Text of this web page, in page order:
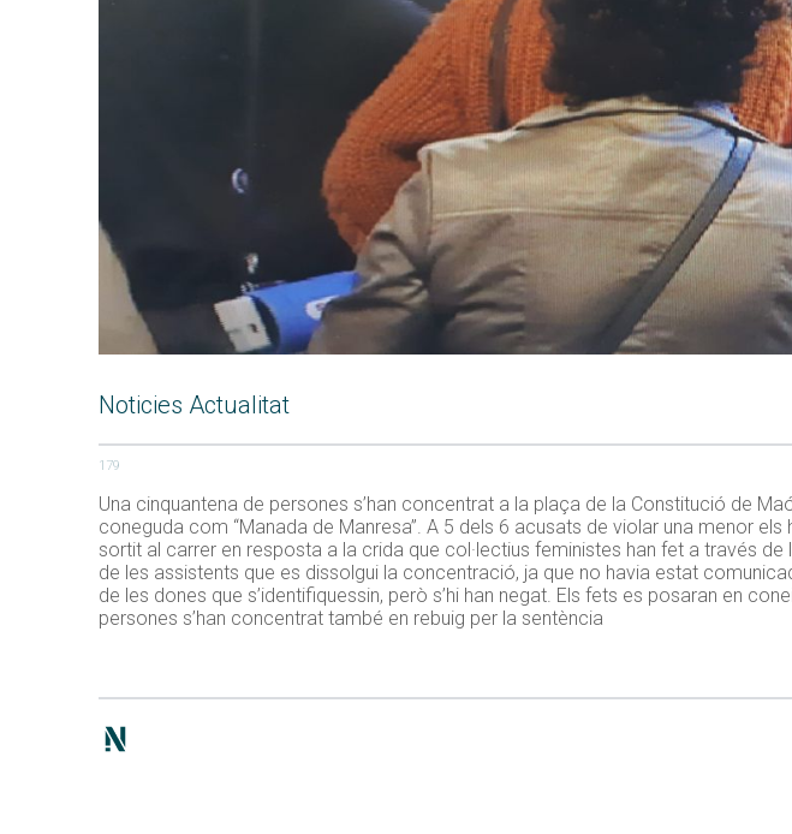
Noticies Actualitat
179
Una cinquantena de persones s’han concentrat a la plaça de la Constitució de
coneguda com “Manada de Manresa”. A 5 dels 6 acusats de violar una menor
sortit al carrer en resposta a la crida que col·lectius feministes han fet a través
de les assistents que es dissolgui la concentració, ja que no havia estat
de les dones que s’identifiquessin, però s’hi han negat. Els fets es posaran en
persones s’han concentrat també en rebuig per la sentència